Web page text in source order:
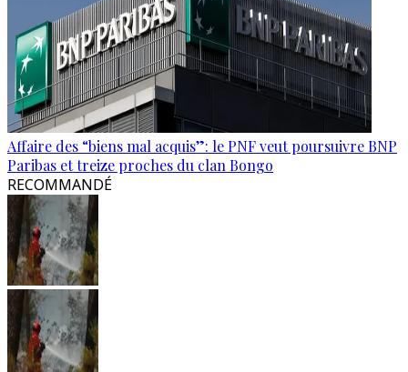
Affaire des “biens mal acquis”: le PNF veut poursuivre BNP
Paribas et treize proches du clan Bongo
RECOMMANDÉ